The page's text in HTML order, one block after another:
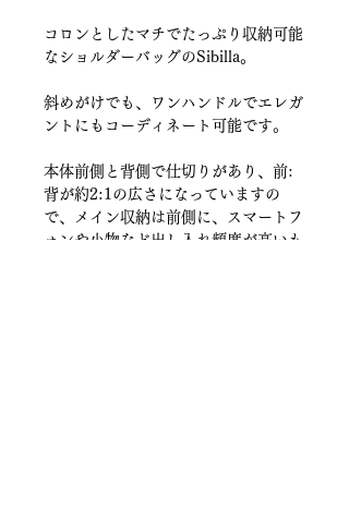
コロンとしたマチでたっぷり収納可能
なショルダーバッグのSibilla。
斜めがけでも、ワンハンドルでエレガ
ントにもコーディネート可能です。
本体前側と背側で仕切りがあり、前:
背が約2:1の広さになっていますの
で、メイン収納は前側に、スマートフ
ォンや小物など出し入れ頻度が高いも